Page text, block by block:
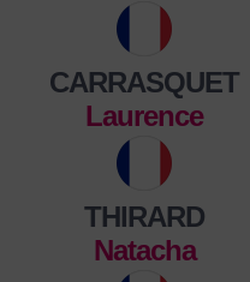
CARRASQUET
Laurence
THIRARD
Natacha